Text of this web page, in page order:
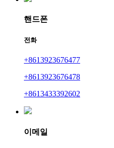
핸드폰
전화
+8613923676477
+8613923676478
+8613433392602
이메일